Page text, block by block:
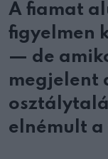
A fiamat
figyelmen
— de
megjelent
elnémult